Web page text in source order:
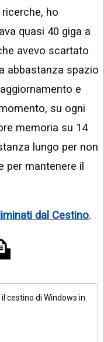
ho
quasi 40 giga a
avevo scartato
abbastanza spazio
e
su ogni
memoria su 14
lungo per non
per mantenere il
dal Cestino.
cestino di Windows in